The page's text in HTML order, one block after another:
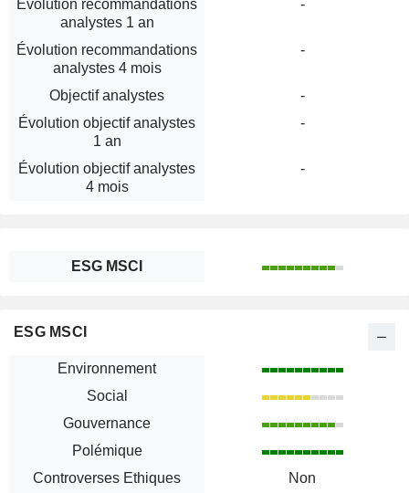
Évolution recommandations
analystes 1 an
-
Évolution recommandations
analystes 4 mois
-
Objectif analystes
-
Évolution objectif analystes
1 an
-
Évolution objectif analystes
4 mois
-
ESG MSCI
ESG MSCI
Environnement
Social
Gouvernance
Polémique
Controverses Ethiques
Non